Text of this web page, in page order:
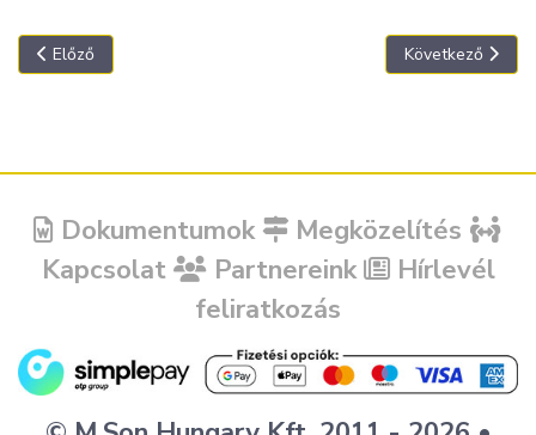
Előző cikk: A fedett, biztonságos parkolás megújult
Előző Következő cikk:
Következő
Dokumentumok
Megközelítés
Kapcsolat
Partnereink
Hírlevél
feliratkozás